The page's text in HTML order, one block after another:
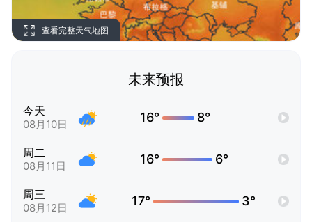
查看完整天气地图
未来预报
今天
08月10日 16° 8°
周二
08月11日 16° 6°
周三
08月12日 17° 3°